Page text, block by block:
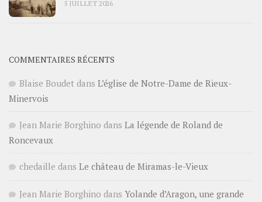
5 JUILLET 2026
COMMENTAIRES RÉCENTS
Blaise Boudet dans L’église de Notre-Dame de Rieux-
Minervois
Jean Marie Borghino dans La légende de Roland de
Roncevaux
chedaille dans Le château de Miramas-le-Vieux
Jean Marie Borghino dans Yolande d’Aragon, une grande